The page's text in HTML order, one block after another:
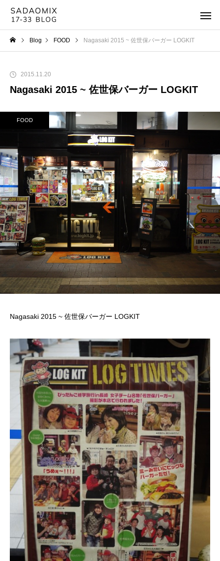
Blog FOOD Nagasaki 2015 ~ 佐世保バーガー LOGKIT
2015.11.20
Nagasaki 2015 ~ 佐世保バーガー LOGKIT
FOOD
Nagasaki 2015 ~ 佐世保バーガー LOGKIT